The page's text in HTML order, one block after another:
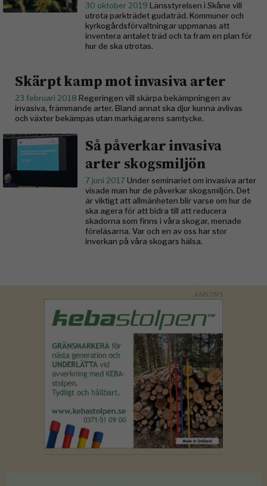
30 oktober 2019 Länsstyrelsen i Skåne vill
utrota parkträdet gudaträd. Kommuner och
kyrkogårdsförvaltningar uppmanas att
inventera antalet träd och ta fram en plan för
hur de ska utrotas.
Skärpt kamp mot invasiva arter
23 februari 2018 Regeringen vill skärpa bekämpningen av
invasiva, främmande arter. Bland annat ska djur kunna avlivas
och växter bekämpas utan markägarens samtycke.
Så påverkar invasiva
arter skogsmiljön
7 juni 2017 Under seminariet om invasiva arter
visade man hur de påverkar skogsmiljön. Det
är viktigt att allmänheten blir varse om hur de
ska agera för att bidra till att reducera
skadorna som finns i våra skogar, menade
föreläsarna. Var och en av oss har stor
inverkan på våra skogars hälsa.